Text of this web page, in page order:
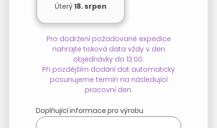
Úterý18. srpen
Pro dodržení požadované expedice
nahrajte tisková data vždy v den
objednávky do 13:00.
Při pozdějším dodání dat automaticky
posunujeme termín na následující
pracovní den.
Doplňující informace pro výrobu